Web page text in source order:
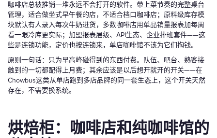
咖啡店总被推销一堆永远不会打开的软件。带上菜节奏的完整桌台
管理，适合做坐式早午餐的店，不适合档口咖啡店；原料级库存模
块默认有人录入每次牛奶进货，多数咖啡店用单品销量报表加每周
看一眼冷库更实际；加盟报表层级、API生态、企业排班套件——这
些是连锁功能，定价也按连锁来，单店咖啡馆不该为它们掏钱。
原则一句话：只为早高峰碰得到的东西付费。队伍、吧台、熟客接
触到的一切都配得上月费；其余应该是以后想开就开的开关——在
Chowbus这类从单店跑到多店品牌的同一套生态上，这个开关天然
存在，不需要换系统。
烘焙柜：咖啡店和纯咖啡馆的